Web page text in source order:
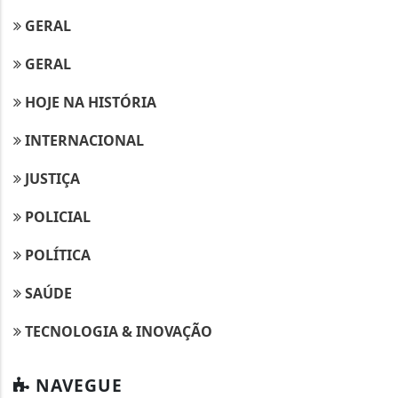
GERAL
GERAL
HOJE NA HISTÓRIA
INTERNACIONAL
JUSTIÇA
POLICIAL
POLÍTICA
SAÚDE
TECNOLOGIA & INOVAÇÃO
NAVEGUE